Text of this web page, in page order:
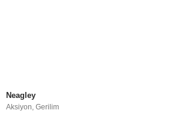
Neagley
Aksiyon,Gerilim